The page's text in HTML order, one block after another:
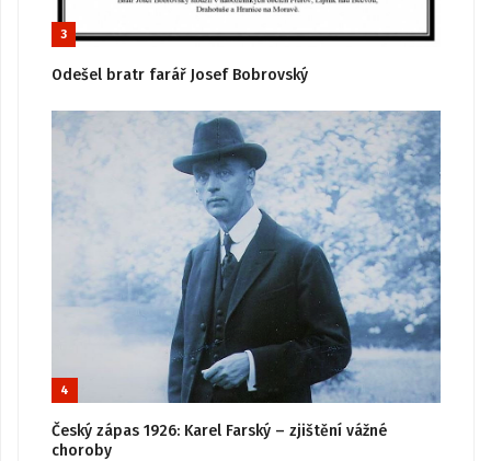
3
Odešel bratr farář Josef Bobrovský
4
Český zápas 1926: Karel Farský – zjištění vážné
choroby